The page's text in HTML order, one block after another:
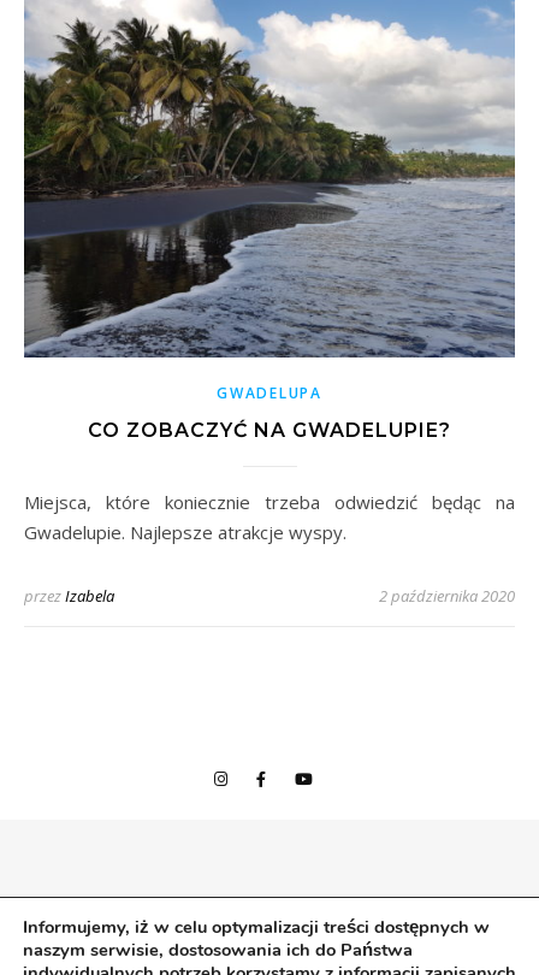
GWADELUPA
CO ZOBACZYĆ NA GWADELUPIE?
Miejsca, które koniecznie trzeba odwiedzić będąc na
Gwadelupie. Najlepsze atrakcje wyspy.
przezIzabela 2 października 2020
Wszelkie prawa zastrzeżone.
izabelawpodrozy |Bard Motyw przezWP Royal.
Informujemy, iż w celu optymalizacji treści dostępnych w
naszym serwisie, dostosowania ich do Państwa